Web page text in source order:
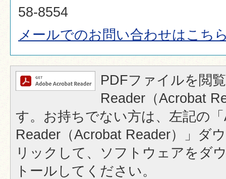
58-8554
メールでのお問い合わせはこち
PDFファイルを閲
Reader（Acrobat
す。お持ちでない方は、左記の
Reader（Acrobat Reader）」ダ
リックして、ソフトウェアをダ
トールしてください。